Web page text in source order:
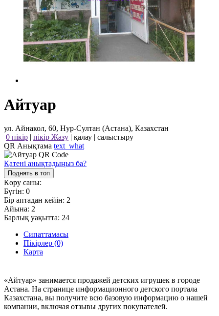
Айтуар
ул. Айнакол, 60, Нур-Султан (Астана), Казахстан
0 пікір | пікір Жазу | қалау | салыстыру
QR Анықтама text_what
Қатені анықтадыңыз ба?
Поднять в топ
Көру саны:
Бүгін: 0
Бір аптадан кейін: 2
Айына: 2
Барлық уақытта: 24
Сипаттамасы
Пікірлер (0)
Карта
«Айтуар» занимается продажей детских игрушек в городе
Астана. На странице информационного детского портала
Казахстана, вы получите всю базовую информацию о нашей
компании, включая отзывы других покупателей.